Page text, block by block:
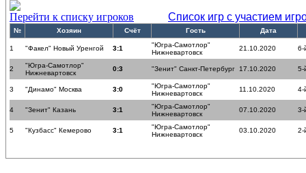
Перейти к списку игроков
Список игр с участием
№ Хозяин Счёт Гость Дата
1 "Факел" Новый Уренгой 3:1
"Югра-Самотлор"
Нижневартовск
21.10.2020 6-
2
"Югра-Самотлор"
Нижневартовск
0:3 "Зенит" Санкт-Петербург 17.10.2020 5-
3 "Динамо" Москва 3:0
"Югра-Самотлор"
Нижневартовск
11.10.2020 4-
4 "Зенит" Казань 3:1
"Югра-Самотлор"
Нижневартовск
07.10.2020 3-
5 "Кузбасс" Кемерово 3:1
"Югра-Самотлор"
Нижневартовск
03.10.2020 2-